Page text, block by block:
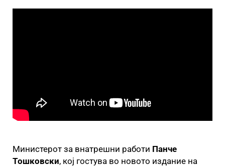
Министерот за внатрешни работи Панче
Тошковски, кој гостува во новото издание на